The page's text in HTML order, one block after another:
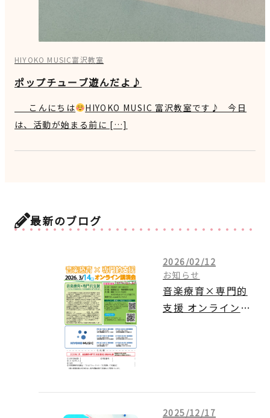
HIYOKO MUSIC富沢教室
ポップチューブ遊んだよ♪
こんにちは
HIYOKO MUSIC 富沢教室です♪ 今日
は、活動が始まる前に […]
最新のブログ
2026/02/12
お知らせ
音楽療育×専門的
支援 オンライン講
2025/12/17